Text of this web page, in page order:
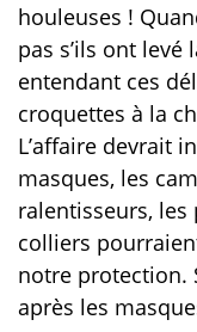
houleuses !
pas s’ils ont
entendant ces
croquettes à la
L’affaire devrait
masques, les
ralentisseurs,
colliers
notre protection.
après les